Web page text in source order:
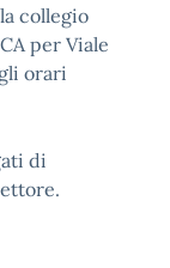
collegio
per Viale
orari
di